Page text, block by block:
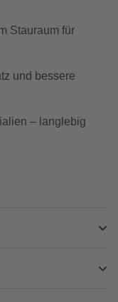
Stauraum für
und bessere
– langlebig